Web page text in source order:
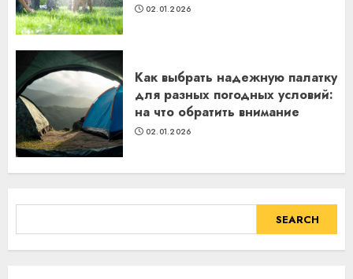
02.01.2026
Как выбрать надежную палатку
для разных погодных условий:
на что обратить внимание
02.01.2026
SEARCH